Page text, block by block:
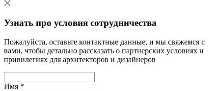
Узнать про условия сотрудничества
Пожалуйста, оставьте контактные данные, и мы свяжемся с
вами, чтобы детально рассказать о партнерских условиях и
привилегиях для архитекторов и дизайнеров
Имя *